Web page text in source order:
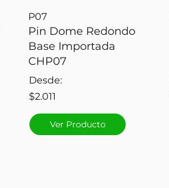
P07
Pin Dome Redondo
Base Importada
CHP07
Desde:
$2.011
Ver Producto